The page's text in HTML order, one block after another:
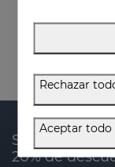
Suscríbete a
20% de
Rechazar
Aceptar todo